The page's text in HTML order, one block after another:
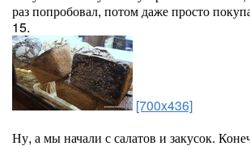
раз попробовал, потом даже просто
15.
[700x436]
Ну, а мы начали с салатов и закусок.